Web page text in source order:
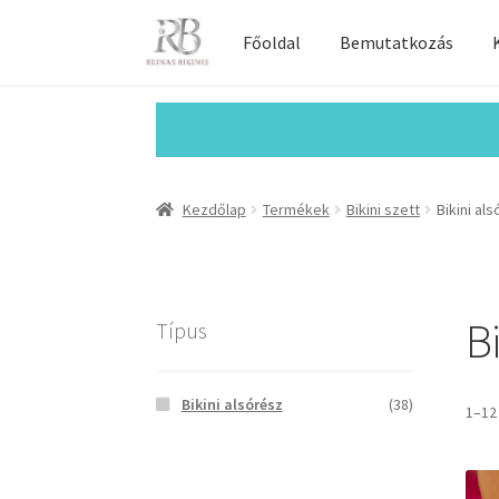
Főoldal Bemutatkozás
Kezdőlap Termékek Bikini szett Bikini
Típus
Bikini alsórész (38)